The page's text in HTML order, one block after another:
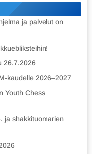
ja palvelut on
26.7.2026
kaudelle 2026–2027
Youth Chess
ja shakkituomarien